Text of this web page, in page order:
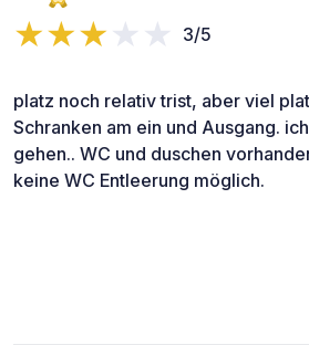
3/5
platz noch relativ trist, aber viel
Schranken am ein und Ausgang.
gehen.. WC und duschen
keine WC Entleerung möglich.